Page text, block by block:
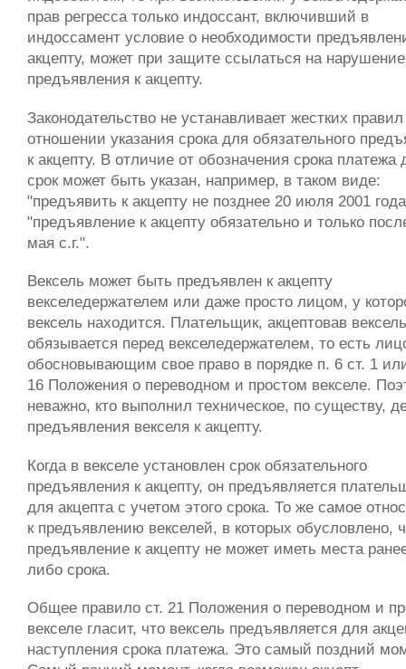
прав регресса только индоссант, включивший в
индоссамент условие о необходимости
акцепту, может при защите ссылаться на нарушение
предъявления к акцепту.
Законодательство не устанавливает жестких
отношении указания срока для обязательного
к акцепту. В отличие от обозначения срока платежа
срок может быть указан, например, в таком виде:
"предъявить к акцепту не позднее 20 июля 2001
"предъявление к акцепту обязательно и только
мая с.г.".
Вексель может быть предъявлен к акцепту
векселедержателем или даже просто лицом, у
вексель находится. Плательщик, акцептовав
обязывается перед векселедержателем, то есть
обосновывающим свое право в порядке п. 6 ст. 1
16 Положения о переводном и простом векселе.
неважно, кто выполнил техническое, по существу,
предъявления векселя к акцепту.
Когда в векселе установлен срок обязательного
предъявления к акцепту, он предъявляется
для акцепта с учетом этого срока. То же самое
к предъявлению векселей, в которых обусловлено,
предъявление к акцепту не может иметь места
либо срока.
Общее правило ст. 21 Положения о переводном и
векселе гласит, что вексель предъявляется для
наступления срока платежа. Это самый поздний